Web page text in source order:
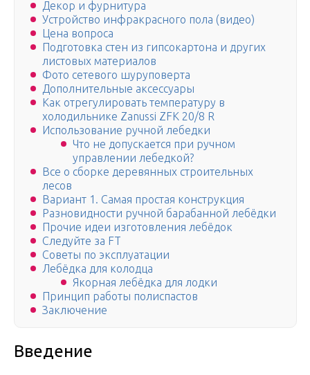
Декор и фурнитура
Устройство инфракрасного пола (видео)
Цена вопроса
Подготовка стен из гипсокартона и других
листовых материалов
Фото сетевого шуруповерта
Дополнительные аксессуары
Как отрегулировать температуру в
холодильнике Zanussi ZFK 20/8 R
Использование ручной лебедки
Что не допускается при ручном
управлении лебедкой?
Все о сборке деревянных строительных
лесов
Вариант 1. Самая простая конструкция
Разновидности ручной барабанной лебёдки
Прочие идеи изготовления лебёдок
Следуйте за FT
Советы по эксплуатации
Лебёдка для колодца
Якорная лебёдка для лодки
Принцип работы полиспастов
Заключение
Введение